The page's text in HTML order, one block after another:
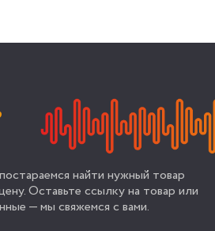
найти нужный товар
Оставьте ссылку на товар или
— мы свяжемся с вами.